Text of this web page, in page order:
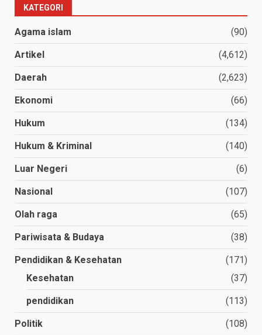
KATEGORI
Agama islam (90)
Artikel (4,612)
Daerah (2,623)
Ekonomi (66)
Hukum (134)
Hukum & Kriminal (140)
Luar Negeri (6)
Nasional (107)
Olah raga (65)
Pariwisata & Budaya (38)
Pendidikan & Kesehatan
(171)
Kesehatan
(37)
pendidikan (113)
Politik (108)